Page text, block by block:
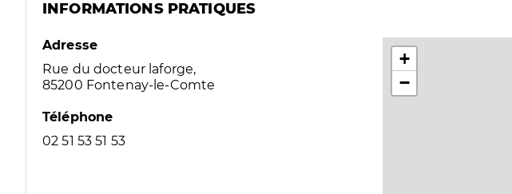
INFORMATIONS PRATIQUES
Adresse
Rue du docteur laforge,
85200 Fontenay-le-Comte
Téléphone
02 51 53 51 53
+
−